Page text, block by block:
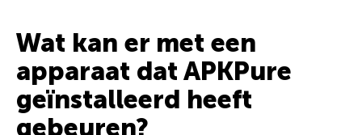
Wat kan er met een
apparaat dat APKPure
geïnstalleerd heeft
gebeuren?